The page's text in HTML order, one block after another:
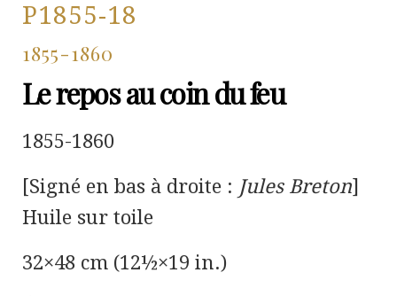
P1855-18
1855-1860
Le repos au coin du feu
1855-1860
[Signé en bas à droite : Jules Breton]
Huile sur toile
32×48 cm (12½×19 in.)